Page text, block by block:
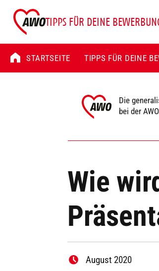
TIPPS FÜR DEINE
STARTSEITE TIPPS FÜR DEINE
Die
bei der
Wie
August 2020